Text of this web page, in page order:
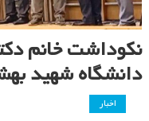
نکوداشت خانم
دانشگاه شهید
اخبار